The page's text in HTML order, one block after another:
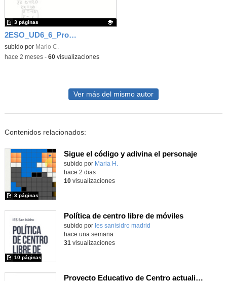
2ESO_UD6_6_Problemas de sistemas
Contenido educativo.
subido por Mario C.
3 páginas
-hace 2 meses- 60visualizaciones
Ver más del mismo autor
Contenidos relacionados:
Sigue el código y adivina el personaje
Contenido educativo.
subido por Maria H.
3 páginas
hace 2 dias
10visualizaciones
Política de centro libre de móviles
subido por Ies sanisidro madrid
10 páginas
hace una semana
31 visualizaciones
Proyecto Educativo de Centro actualizado 2026